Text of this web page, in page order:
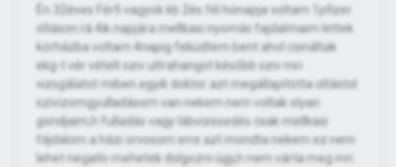
Én 32éves Férfi vagyok kb 2és fél hónapja voltam 1pfizer
oltáson rá 4ik napjára mellkasi nyomás fajdalmaim lettek
kórházba voltam 4napig feküdtem bent ahol csináltak
ekg-t vér vételt sziv ultrahangot később sziv mri
vizsgálatot miben egyik doktor azt megállapitotta oltástol
szívizomgyulladásom van nekem nem voltak olyan
gondjaim,h fulladás vagy lábvizesedés csak mellkasi
fájdalom a házi orvosom erre azt mondta nekem ez nem
lehet negatív mehetek dolgozni úgy,h nem várta meg mri